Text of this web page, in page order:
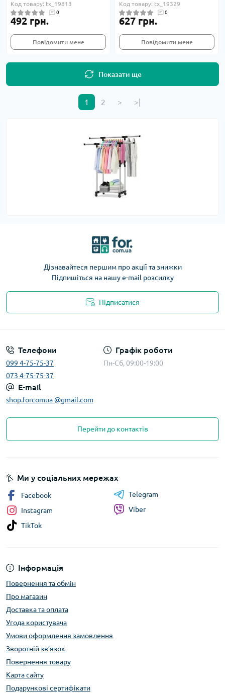
Код товару: tx_19813
0
492 грн.
Повідомити мене
Код товару: tx_19329
0
627 грн.
Повідомити мене
Показати ще
1 2 > >|
Дізнавайтеся першим про акції та знижки
Підпишіться на нашу e-mail розсилку
Підписатися
Телефони
099 4-75-75-37
073 4-75-75-37
Графік роботи
Пн-Сб, 09:00-19:00
E-mail
shop.forcomua @gmail.com
Перейти до контактів
Інформація
Повернення та обмін
Про магазин
Доставка та оплата
Угода користувача
Умови оформлення замовлення
Зворотній зв’язок
Повернення товару
Карта сайту
Подарункові сертифікати
Ми у соціальних мережах
Facebook
Instagram
TikTok
Telegram
Viber